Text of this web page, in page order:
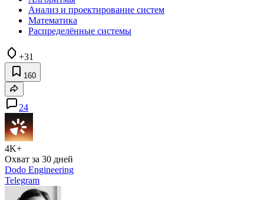
Анализ и проектирование систем
Математика
Распределённые системы
+31
160
24
4K+
Охват за 30 дней
Dodo Engineering
Telegram